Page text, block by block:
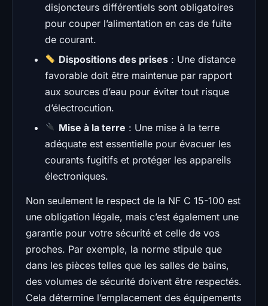
disjoncteurs différentiels sont obligatoires
pour couper l’alimentation en cas de fuite
de courant.
Dispositions des prises : Une distance
favorable doit être maintenue par rapport
aux sources d’eau pour éviter tout risque
d’électrocution.
Mise à la terre : Une mise à la terre
adéquate est essentielle pour évacuer les
courants fugitifs et protéger les appareils
électroniques.
Non seulement le respect de la NF C 15-100 est
une obligation légale, mais c’est également une
garantie pour votre sécurité et celle de vos
proches. Par exemple, la norme stipule que
dans les pièces telles que les salles de bains,
des volumes de sécurité doivent être respectés.
Cela détermine l’emplacement des équipements